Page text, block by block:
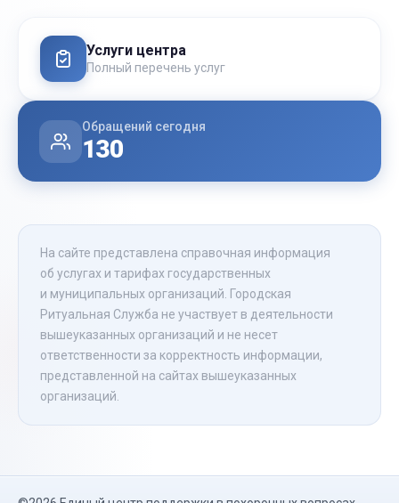
Услуги центра
Полный перечень услуг
Обращений сегодня
130
На сайте представлена справочная информация
об услугах и тарифах государственных
и муниципальных организаций. Городская
Ритуальная Служба не участвует в деятельности
вышеуказанных организаций и не несет
ответственности за корректность информации,
представленной на сайтах вышеуказанных
организаций.